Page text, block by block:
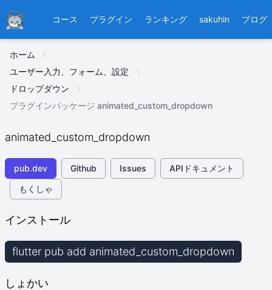
Ducafecat コース プラグイン ランキング sakuhin ブログ
ホーム
ユーザー入力、フォーム、設定
ドロップダウン
プラグインパッケージ animated_custom_dropdown
animated_custom_dropdown
pub.dev Github Issues
APIドキュメント
もくしゃ
インストール
flutter pub add animated_custom_dropdown
しょかい